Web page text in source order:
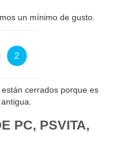
un mínimo de gusto.
2
cerrados porque es
PC, PSVITA,